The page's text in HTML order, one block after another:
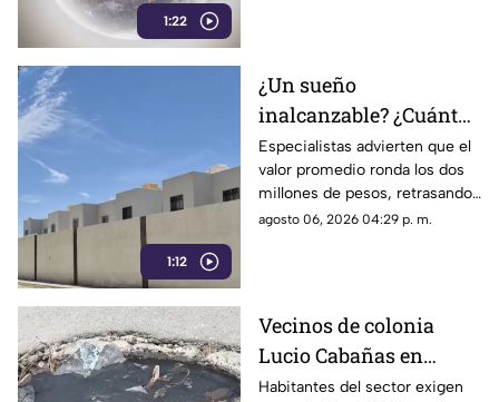
1:22
1:12
¿Un sueño
inalcanzable? ¿Cuánto
cuesta comprar una
casa en La Laguna?
Especialistas advierten que el
valor promedio ronda los dos
millones de pesos, retrasando
considerablemente la edad en
agosto 06, 2026 04:29 p. m.
Vecinos de colonia
Lucio Cabañas en
Lerdo exigen a SAPAL
Habitantes del sector exigen